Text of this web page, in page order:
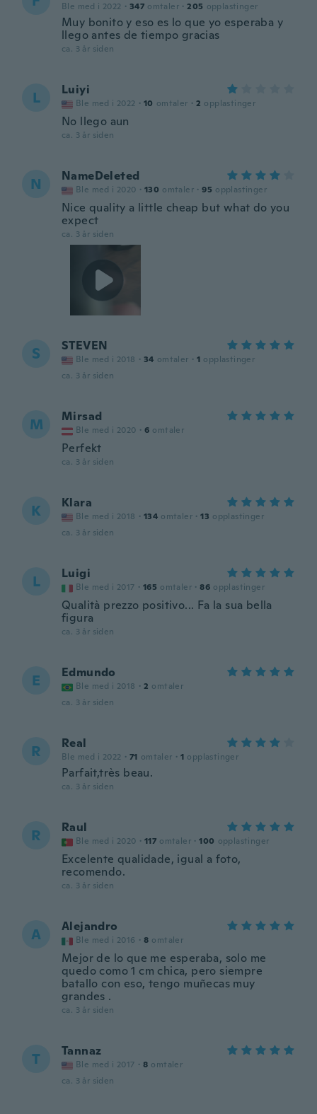
Ble med i 2022 · 347 omtaler · 205 opplastinger
Muy bonito y eso es lo que yo esperaba y
llego antes de tiempo gracias
ca. 3 år siden
L Luiyi
Ble med i 2022 · 10 omtaler · 2 opplastinger
No llego aun
ca. 3 år siden
N NameDeleted
Ble med i 2020 · 130 omtaler · 95 opplastinger
Nice quality a little cheap but what do you
expect
ca. 3 år siden
S STEVEN
Ble med i 2018 · 34 omtaler · 1 opplastinger
ca. 3 år siden
M Mirsad
Ble med i 2020 · 6 omtaler
Perfekt
ca. 3 år siden
K Klara
Ble med i 2018 · 134 omtaler · 13 opplastinger
ca. 3 år siden
L Luigi
Ble med i 2017 · 165 omtaler · 86 opplastinger
Qualità prezzo positivo... Fa la sua bella
figura
ca. 3 år siden
E Edmundo
Ble med i 2018 · 2 omtaler
ca. 3 år siden
R Real
Ble med i 2022 · 71 omtaler · 1 opplastinger
Parfait,très beau.
ca. 3 år siden
R Raul
Ble med i 2020 · 117 omtaler · 100 opplastinger
Excelente qualidade, igual a foto,
recomendo.
ca. 3 år siden
A Alejandro
Ble med i 2016 · 8 omtaler
Mejor de lo que me esperaba, solo me
quedo como 1 cm chica, pero siempre
batallo con eso, tengo muñecas muy
grandes .
ca. 3 år siden
T Tannaz
Ble med i 2017 · 8 omtaler
ca. 3 år siden